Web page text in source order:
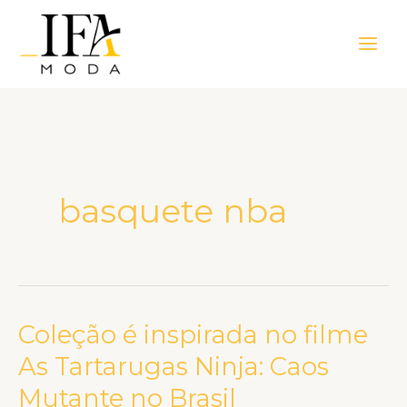
Menu
basquete nba
Coleção é inspirada no filme
As Tartarugas Ninja: Caos
Mutante no Brasil
Coleção
inspirada
no